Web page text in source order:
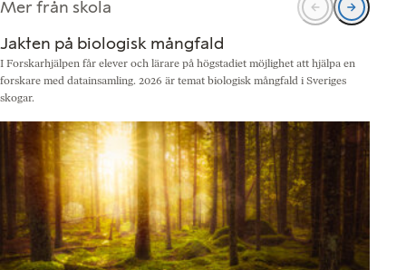
Mer från skola
Jakten på biologisk mångfald
I Forskarhjälpen får elever och lärare på högstadiet möjlighet att hjälpa en
forskare med datainsamling. 2026 är temat biologisk mångfald i Sveriges
skogar.